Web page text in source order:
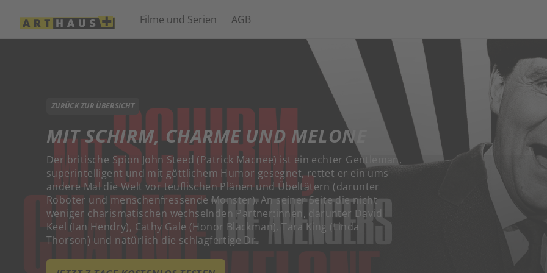
Filme und Serien AGB
ZURÜCK ZUR ÜBERSICHT
MIT SCHIRM, CHARME UND MELONE
Der britische Spion John Steed (Patrick Macnee) ist ein echter Gentleman,
superintelligent und mit göttlichem Humor gesegnet, rettet er ein ums
andere Mal die Welt vor teuflischen Plänen und Übeltätern (darunter
Roboter und menschenfressende Monster). An seiner Seite die nicht
weniger charismatischen wechselnden Partner:innen, darunter David
Keel (Ian Hendry), Cathy Gale (Honor Blackman), Tara King (Linda
Thorson) und natürlich die schlagfertige Dr.